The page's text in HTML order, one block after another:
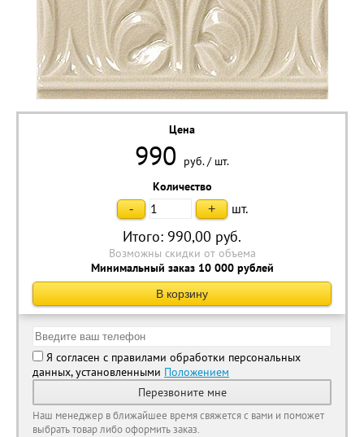
Цена
990 руб./ шт.
Количество
- + шт.
Итого: 990,00 руб.
Возможны скидки от объема
Минимальный заказ 10 000 рублей
В корзину
Я согласен с правилами обработки персональных
данных, установленными Положением
Перезвоните мне
Наш менеджер в ближайшее время свяжется с вами и поможет
выбрать товар либо оформить заказ.